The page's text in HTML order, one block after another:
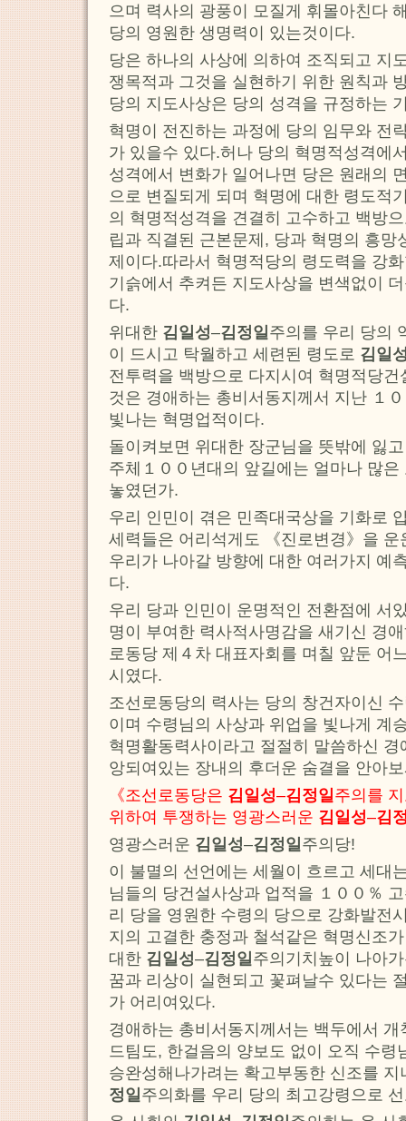
으며 력사의 광풍이 모질게 휘몰아친다
당의 영원한 생명력이 있는것이다.
당은 하나의 사상에 의하여 조직되고 지
쟁목적과 그것을 실현하기 위한 원칙과
당의 지도사상은 당의 성격을 규정하는
혁명이 전진하는 과정에 당의 임무와 전
가 있을수 있다.허나 당의 혁명적성격에
성격에서 변화가 일어나면 당은 원래의
으로 변질되게 되며 혁명에 대한 령도적
의 혁명적성격을 견결히 고수하고 백방
립과 직결된 근본문제, 당과 혁명의 흥망
제이다.따라서 혁명적당의 령도력을 강
기슭에서 추켜든 지도사상을 변색없이
다.
위대한 김일성–김정일주의를 우리 당의
이 드시고 탁월하고 세련된 령도로 김일
전투력을 백방으로 다지시여 혁명적당
것은 경애하는 총비서동지께서 지난 １
빛나는 혁명업적이다.
돌이켜보면 위대한 장군님을 뜻밖에 잃
주체１００년대의 앞길에는 얼마나 많
놓였던가.
우리 인민이 겪은 민족대국상을 기화로
세력들은 어리석게도 《진로변경》을
우리가 나아갈 방향에 대한 여러가지 예
다.
우리 당과 인민이 운명적인 전환점에 서
명이 부여한 력사적사명감을 새기신 경
로동당 제４차 대표자회를 며칠 앞둔 어
시였다.
조선로동당의 력사는 당의 창건자이신
이며 수령님의 사상과 위업을 빛나게 계
혁명활동력사이라고 절절히 말씀하신
앙되여있는 장내의 후더운 숨결을 안아
《조선로동당은 김일성–김정일주의를
위하여 투쟁하는 영광스러운 김일성–김
영광스러운 김일성–김정일주의당!
이 불멸의 선언에는 세월이 흐르고 세대
님들의 당건설사상과 업적을 １００％
리 당을 영원한 수령의 당으로 강화발전
지의 고결한 충정과 철석같은 혁명신조
대한 김일성–김정일주의기치높이 나아
꿈과 리상이 실현되고 꽃펴날수 있다는
가 어리여있다.
경애하는 총비서동지께서는 백두에서
드팀도, 한걸음의 양보도 없이 오직 수령
승완성해나가려는 확고부동한 신조를
정일주의화를 우리 당의 최고강령으로